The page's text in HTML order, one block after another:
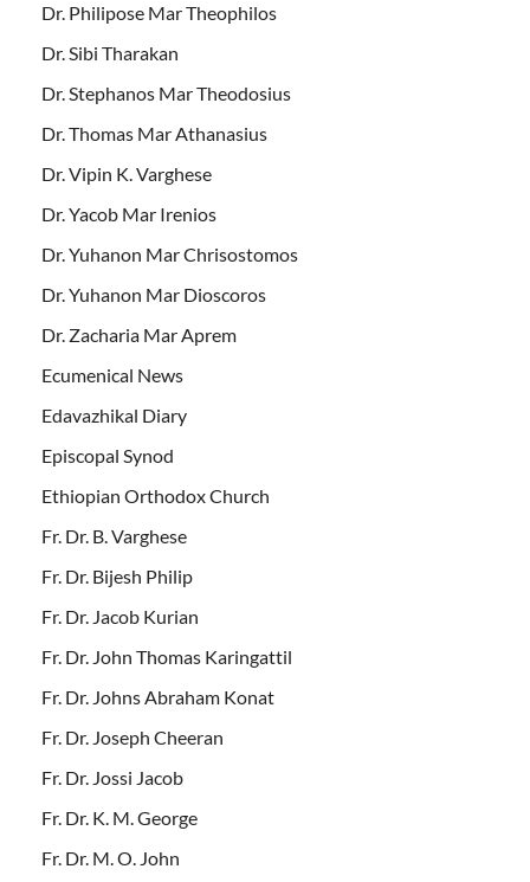
Dr. Philipose Mar Theophilos
Dr. Sibi Tharakan
Dr. Stephanos Mar Theodosius
Dr. Thomas Mar Athanasius
Dr. Vipin K. Varghese
Dr. Yacob Mar Irenios
Dr. Yuhanon Mar Chrisostomos
Dr. Yuhanon Mar Dioscoros
Dr. Zacharia Mar Aprem
Ecumenical News
Edavazhikal Diary
Episcopal Synod
Ethiopian Orthodox Church
Fr. Dr. B. Varghese
Fr. Dr. Bijesh Philip
Fr. Dr. Jacob Kurian
Fr. Dr. John Thomas Karingattil
Fr. Dr. Johns Abraham Konat
Fr. Dr. Joseph Cheeran
Fr. Dr. Jossi Jacob
Fr. Dr. K. M. George
Fr. Dr. M. O. John